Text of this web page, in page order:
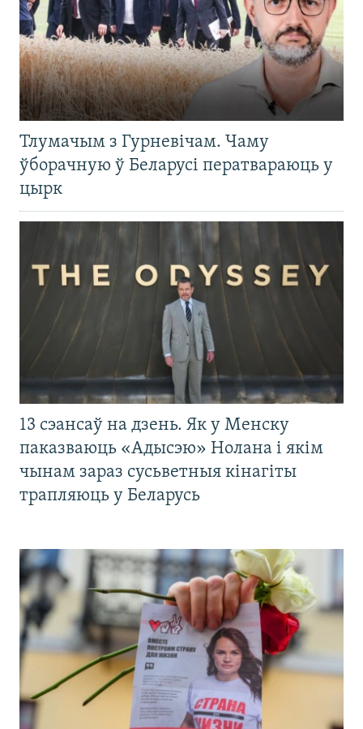
Тлумачым з Гурневічам. Чаму
ўборачную ў Беларусі ператвараюць у
цырк
13 сэансаў на дзень. Як у Менску
паказваюць «Адысэю» Нолана і якім
чынам зараз сусьветныя кінагіты
трапляюць у Беларусь